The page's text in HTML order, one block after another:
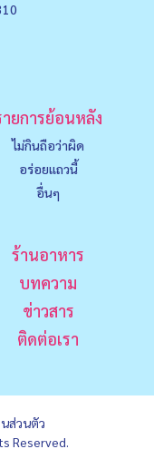
ยการย้อนหลัง
ไม่กินถือว่าผิด
อร่อยแถวนี้
อื่นๆ
ร้านอาหาร
บทความ
ข่าวสาร
ติดต่อเรา
ส่วนตัว
Reserved.